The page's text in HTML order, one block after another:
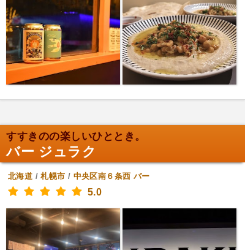
すすきのの楽しいひととき。
バー ジュラク
北海道 /札幌市 / 中央区南６条西 バー
5.0